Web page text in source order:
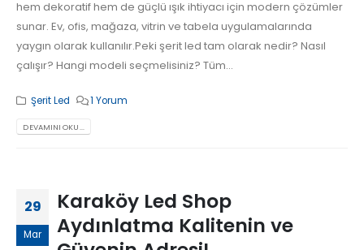
hem dekoratif hem de güçlü ışık ihtiyacı için modern çözümler
sunar. Ev, ofis, mağaza, vitrin ve tabela uygulamalarında
yaygın olarak kullanılır.Peki şerit led tam olarak nedir? Nasıl
çalışır? Hangi modeli seçmelisiniz? Tüm...
Şerit Led 1 Yorum
DEVAMINI OKU...
29
Mar
Karaköy Led Shop
Aydınlatma Kalitenin ve